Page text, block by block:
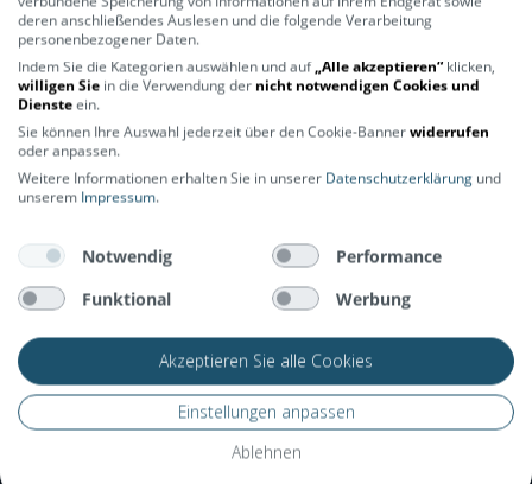
ÜBER UNS
Lieferinformationen
Zahlungsarten
Finanzierung
deren anschließendes Auslesen und die folgende Verarbeitung
personenbezogener Daten.
Indem Sie die Kategorien auswählen und auf„Alle akzeptieren“ klicken,
willigen Sie in die Verwendung der nicht notwendigen Cookies und
Diensteein.
Sie können Ihre Auswahl jederzeit über den Cookie-Bannerwiderrufen
oder anpassen.
Weitere Informationen erhalten Sie in unserer Datenschutzerklärung und
unserem Impressum.
Notwendig
Performance
Funktional
Werbung
Akzeptieren Sie alle Cookies
Einstellungen anpassen
Ablehnen